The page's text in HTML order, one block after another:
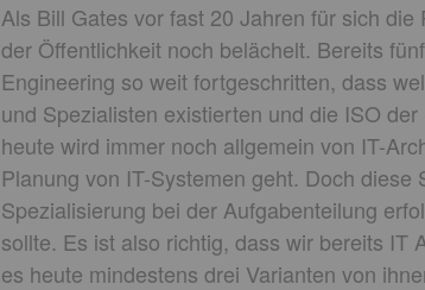
Als Bill Gates vor fast 20 Jahren für sich
der Öffentlichkeit noch belächelt. Bereits
Engineering so weit fortgeschritten, dass
und Spezialisten existierten und die ISO
heute wird immer noch allgemein von IT-
Planung von IT-Systemen geht. Doch
Spezialisierung bei der Aufgabenteilung
sollte. Es ist also richtig, dass wir bereits IT
es heute mindestens drei Varianten von